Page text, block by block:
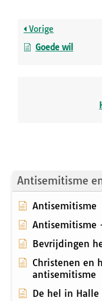
Antisemitisme
Antisemitisme
Antisemitisme
Bevrijdingen
Christenen en
antisemitisme
De hel in Halle
Vorige
Goede wil